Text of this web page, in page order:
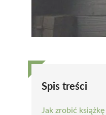
Spis treści
Jak zrobić